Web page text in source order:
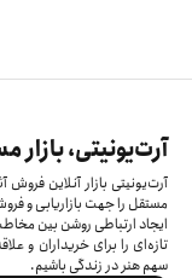
آرت‌یونیتی، بازار
مستقل را جهت بازاریابی و
ایجاد ارتباطی روشن بین
تازه‌ای را برای خریداران و
سهم هنر در زندگی باشیم.